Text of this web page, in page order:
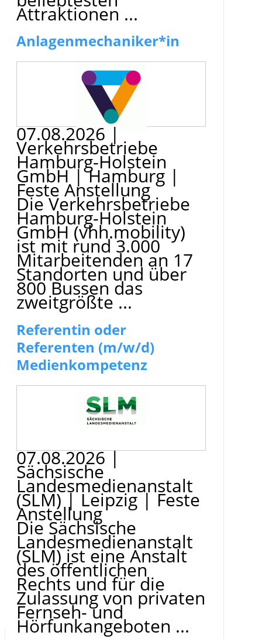
Attraktionen ...
Anlagenmechaniker*in
07.08.2026 |
Verkehrsbetriebe
Hamburg-Holstein
GmbH| Hamburg |
Feste Anstellung
Die Verkehrsbetriebe
Hamburg-Holstein
GmbH (vhh.mobility)
ist mit rund 3.000
Mitarbeitenden an 17
Standorten und über
800 Bussen das
zweitgrößte ...
Referentin oder
Referenten (m/w/d)
Medienkompetenz
07.08.2026|
Sächsische
Landesmedienanstalt
(SLM)| Leipzig|Feste
Anstellung
Die Sächsische
Landesmedienanstalt
(SLM) ist eine Anstalt
des öffentlichen
Rechts und für die
Zulassung von privaten
Fernseh- und
Hörfunkangeboten ...